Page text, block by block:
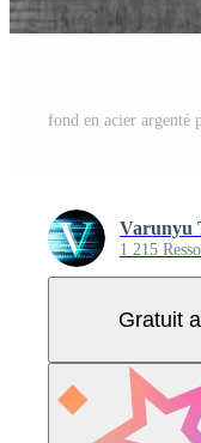
Varunyu
1 215
Gratuit